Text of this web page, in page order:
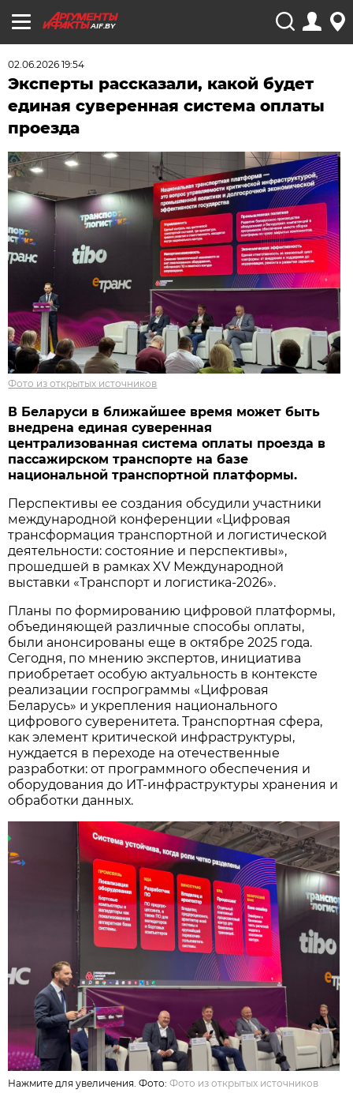
AIF.BY
02.06.2026 19:54
Эксперты рассказали, какой будет
единая суверенная система оплаты
проезда
Фото из открытых источников
В Беларуси в ближайшее время может быть
внедрена единая суверенная
централизованная система оплаты проезда в
пассажирском транспорте на базе
национальной транспортной платформы.
Перспективы ее создания обсудили участники
международной конференции «Цифровая
трансформация транспортной и логистической
деятельности: состояние и перспективы»,
прошедшей в рамках XV Международной
выставки «Транспорт и логистика-2026».
Планы по формированию цифровой платформы,
объединяющей различные способы оплаты,
были анонсированы еще в октябре 2025 года.
Сегодня, по мнению экспертов, инициатива
приобретает особую актуальность в контексте
реализации госпрограммы «Цифровая
Беларусь» и укрепления национального
цифрового суверенитета. Транспортная сфера,
как элемент критической инфраструктуры,
нуждается в переходе на отечественные
разработки: от программного обеспечения и
оборудования до ИТ-инфраструктуры хранения и
обработки данных.
Нажмите для увеличения. Фото:Фото из открытых источников